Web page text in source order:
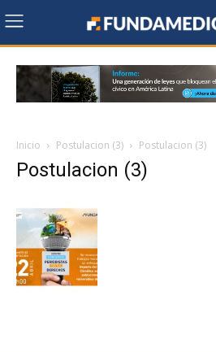
Inicio Postulacion (3) Postulacion (3)
Postulacion (3)